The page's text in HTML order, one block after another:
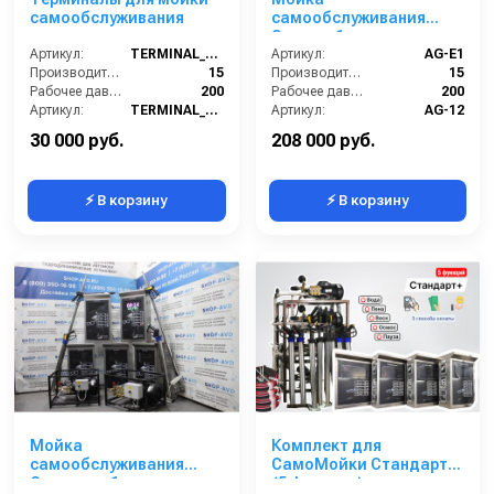
Выезд сервисного специалиста на вашу мойку 24/7
Гибкая система скидок на оборудование
Обзор оборудования:
самообслуживания
Артикул:
TERMINAL_MSO
Производительность (л/мин):
15
Рабочее давление (бар):
200
Артикул:
TERMINAL_MSO
Страна-производитель:
30 000 руб.
⚡ В корзину
самообслуживания
Эконом 1 пост
Артикул:
AG-E1
Производительность (л/мин):
15
Рабочее давление (бар):
200
Артикул:
AG-12
208 000 руб.
⚡ В корзину
Мойка
самообслуживания
Стандарт 1 пост
Комплект для
СамоМойки Стандарт+
(5 функции)